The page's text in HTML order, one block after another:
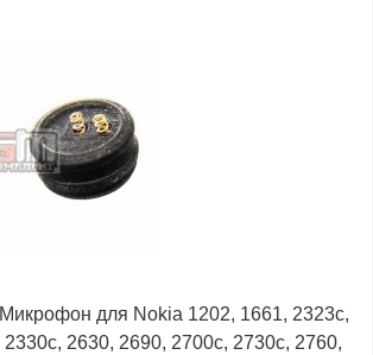
Микрофон для Nokia 1202, 1661, 2323c,
2330c, 2630, 2690, 2700c, 2730c, 2760,